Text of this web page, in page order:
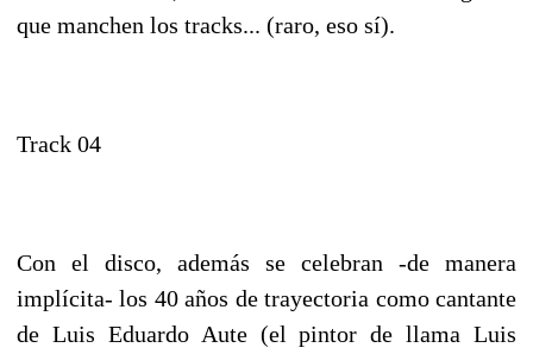
que manchen los tracks... (raro, eso sí).
Track 04
Con el disco, además se celebran -de manera
implícita- los 40 años de trayectoria como cantante
de Luis Eduardo Aute (el pintor de llama Luis